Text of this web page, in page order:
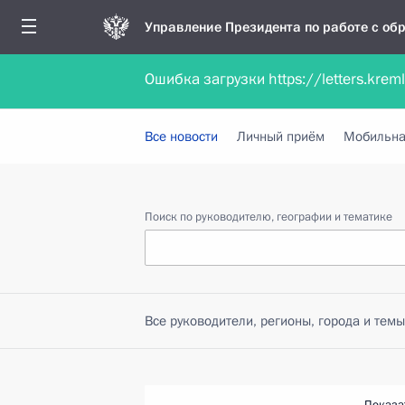
Управление Президента по работе с
Обратиться в форме электронного
Все новости Личный приём
Поиск по руководителю, географии и тематике
Все руководители, регионы, города и темы
Ошибка загрузки https://